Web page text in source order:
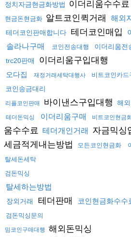
정치자금현금화방법 이더리움수수료
현금돈현금화 알트코인퀵거래 해외
테더코인판매합니다 테더코인매입
솔라나구매
코인전송대행 이더리움전
trc20판매 이더리움구입대행
오다집 재정거래세탁대행사 비트코인카드
코인송금대리
리플코인판매 바이낸스구입대행 해
테더돈믹싱 이더리움구매 비트코인현금
움수수료
테더개인거래 자금믹싱
세금적게내는방법 모든코인현금화
탈세돈세탁
검돈믹싱
탈세하는방법
장외거래 테더판매 코인현금화수수
검돈믹싱문의
밈코인구매대행 해외돈믹싱